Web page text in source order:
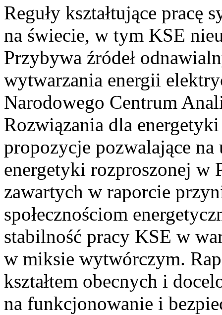
Reguły kształtujące pracę
na świecie, w tym KSE
Przybywa źródeł
wytwarzania energii
Narodowego Centrum
Rozwiązania dla
propozycje pozwalające
energetyki rozproszonej w
zawartych w raporcie
społecznościom
stabilność pracy KSE w
w miksie wytwórczym.
kształtem obecnych i
na funkcjonowanie i